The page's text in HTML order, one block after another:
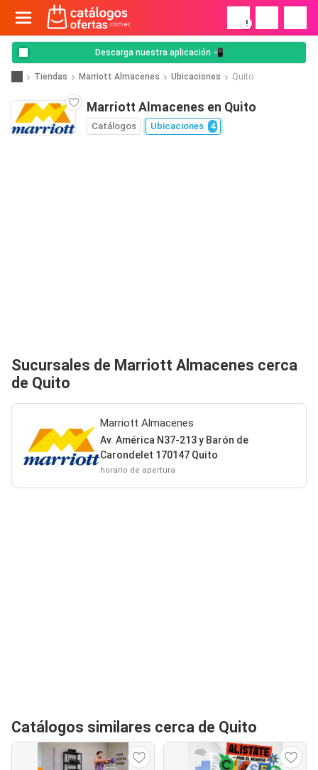
!
Descarga nuestra aplicación 📲
Tiendas Marriott Almacenes Ubicaciones Quito
Marriott Almacenes en Quito
Catálogos Ubicaciones 4
Sucursales de Marriott Almacenes cerca
de Quito
Marriott Almacenes
Av. América N37-213 y Barón de
Carondelet 170147 Quito
horario de apertura
Catálogos similares cerca de Quito